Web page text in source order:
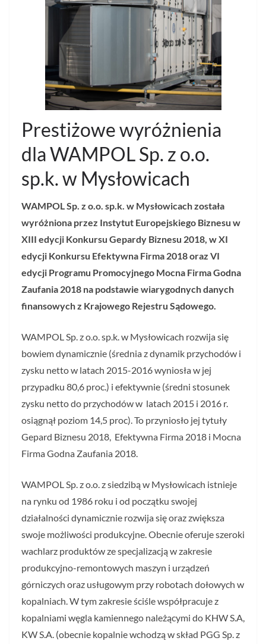
Prestiżowe wyróżnienia
dla WAMPOL Sp. z o.o.
sp.k. w Mysłowicach
WAMPOL Sp. z o.o. sp.k. w Mysłowicach została
wyróżniona przez Instytut Europejskiego Biznesu w
XIII edycji Konkursu Gepardy Biznesu 2018, w XI
edycji Konkursu Efektywna Firma 2018 oraz VI
edycji Programu Promocyjnego Mocna Firma Godna
Zaufania 2018 na podstawie wiarygodnych danych
finansowych z Krajowego Rejestru Sądowego.
WAMPOL Sp. z o.o. sp.k. w Mysłowicach rozwija się
bowiem dynamicznie (średnia z dynamik przychodów i
zysku netto w latach 2015-2016 wyniosła w jej
przypadku 80,6 proc.) i efektywnie (średni stosunek
zysku netto do przychodów w latach 2015 i 2016 r.
osiągnął poziom 14,5 proc). To przyniosło jej tytuły
Gepard Biznesu 2018, Efektywna Firma 2018 i Mocna
Firma Godna Zaufania 2018.
WAMPOL Sp. z o.o. z siedzibą w Mysłowicach istnieje
na rynku od 1986 roku i od początku swojej
działalności dynamicznie rozwija się oraz zwiększa
swoje możliwości produkcyjne. Obecnie oferuje szeroki
wachlarz produktów ze specjalizacją w zakresie
produkcyjno-remontowych maszyn i urządzeń
górniczych oraz usługowym przy robotach dołowych w
kopalniach. W tym zakresie ściśle współpracuje z
kopalniami węgla kamiennego należącymi do KHW S.A,
KW S.A. (obecnie kopalnie wchodzą w skład PGG Sp. z